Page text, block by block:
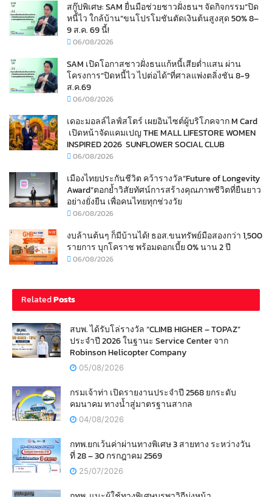
สกู๊ปพิเศษ: SAM ยื่นมือช่วยชาวฝั่งธนฯ จัดกิจกรรม“ปิด
หนี้ไว ใกล้บ้าน”ขนโปรโมชันตัดเงินต้นสูงสุด 50% 8–
9 ส.ค. 69 นี้!
06/08/2026
SAM เปิดโอกาสชาวฝั่งธนแก้หนี้เสียต่ำแสน ผ่าน
โครงการ“ปิดหนี้ไว ไปต่อได้”ที่ศาลแพ่งตลิ่งชัน 8-9
ส.ค.69
06/08/2026
เดอะมอลล์ไลฟ์สโตร์ เผยอินไซต์ผู้บริโภคจาก M Card
เปิดหน้าจัดแคมเปญ THE MALL LIFESTORE WOMEN
INSPIRED 2026 SUNFLOWER SOCIAL CLUB
06/08/2026
เมืองไทยประกันชีวิต คว้ารางวัล“Future of Longevity
Award”ตอกย้ำวิสัยทัศน์การสร้างคุณภาพชีวิตที่ยืนยาว
อย่างยั่งยืน เพื่อคนไทยทุกช่วงวัย
06/08/2026
งบล้านต้นๆ ก็มีบ้านได้! ธอส.ขนทรัพย์มือสองกว่า 1,500
รายการ บุกโคราช พร้อมดอกเบี้ย 0% นาน 2 ปี
06/08/2026
RelatedPosts
สบพ. ได้รับโล่รางวัล “CLIMB HIGHER – TOPAZ”
ประจำปี 2026 ในฐานะ Service Center จาก
Robinson Helicopter Company
05/08/2026
กรมเจ้าท่า เปิดรายงานประจำปี 2568 ยกระดับ
คมนาคม ทางน้ำสู่มาตรฐานสากล
04/08/2026
กทพ.ยกเว้นค่าผ่านทางพิเศษ 3 สายทาง ระหว่างวัน
ที่ 28 – 30 กรกฎาคม 2569
25/07/2026